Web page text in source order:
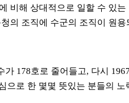
비해 상대적으로 일할 수 있
의 조직에 수군의 조직이 원
178호로 줄어들고, 다시
로 한 몇몇 뜻있는 분들의